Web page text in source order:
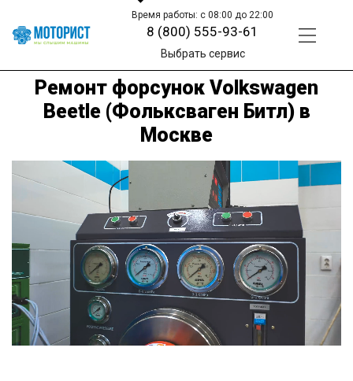
Время работы: с 08:00 до 22:00
8 (800) 555-93-61
Выбрать сервис
Ремонт форсунок Volkswagen
Beetle (Фольксваген Битл) в
Москве